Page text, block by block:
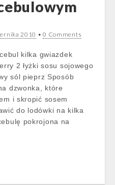
2010 •0 Comments
kilka gwiazdek
2 łyżki sosu sojowego
sól pieprz Sposób
dzwonka, które
i skropić sosem
do lodówki na kilka
pokrojona na